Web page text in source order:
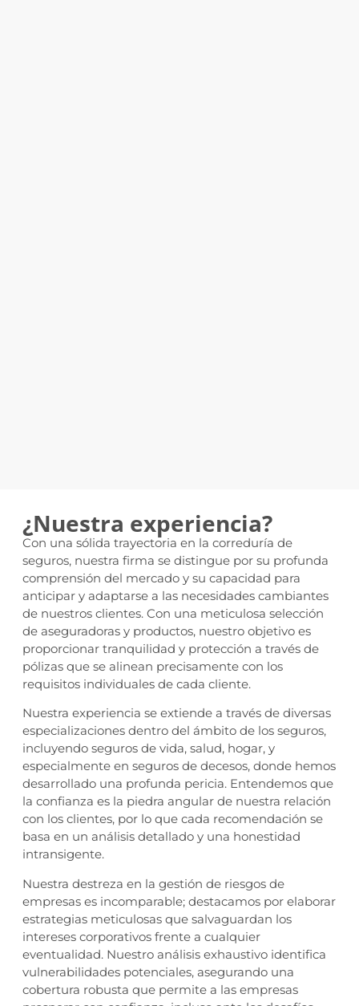
¿Nuestra experiencia?
Con una sólida trayectoria en la correduría de
seguros, nuestra firma se distingue por su profunda
comprensión del mercado y su capacidad para
anticipar y adaptarse a las necesidades cambiantes
de nuestros clientes. Con una meticulosa selección
de aseguradoras y productos, nuestro objetivo es
proporcionar tranquilidad y protección a través de
pólizas que se alinean precisamente con los
requisitos individuales de cada cliente.
Nuestra experiencia se extiende a través de diversas
especializaciones dentro del ámbito de los seguros,
incluyendo seguros de vida, salud, hogar, y
especialmente en seguros de decesos, donde hemos
desarrollado una profunda pericia. Entendemos que
la confianza es la piedra angular de nuestra relación
con los clientes, por lo que cada recomendación se
basa en un análisis detallado y una honestidad
intransigente.
Nuestra destreza en la gestión de riesgos de
empresas es incomparable; destacamos por elaborar
estrategias meticulosas que salvaguardan los
intereses corporativos frente a cualquier
eventualidad. Nuestro análisis exhaustivo identifica
vulnerabilidades potenciales, asegurando una
cobertura robusta que permite a las empresas